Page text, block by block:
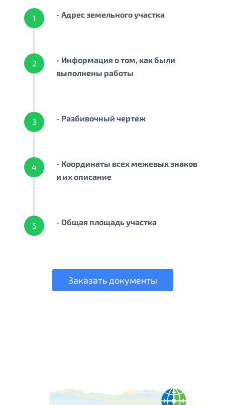
1 - Адрес земельного участка
2
- Информация о том, как были
выполнены работы
3 - Разбивочный чертеж
4
- Координаты всех межевых знаков
и их описание
5 - Общая площадь участка
Заказать документы